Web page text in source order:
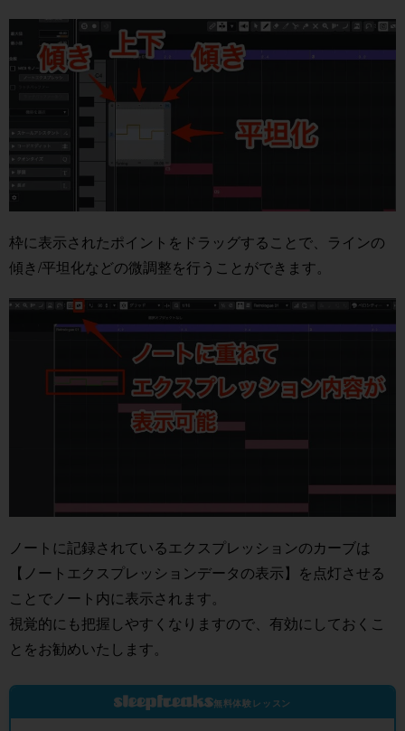
枠に表示されたポイントをドラッグすることで、ラインの
傾き/平坦化などの微調整を行うことができます。
ノートに記録されているエクスプレッションのカーブは
【ノートエクスプレッションデータの表示】を点灯させる
ことでノート内に表示されます。
視覚的にも把握しやすくなりますので、有効にしておくこ
とをお勧めいたします。
無料体験レッスン